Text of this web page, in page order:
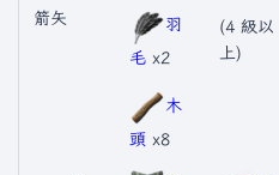
箭矢
羽
毛 x2
(4 級以
上)
木
頭 x8